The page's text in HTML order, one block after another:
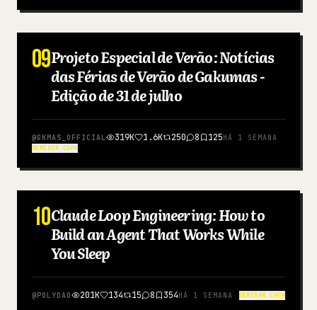
JAPONÊS
09Projeto Especial de Verão: Notícias
das Férias de Verão de Gakumas -
Edição de 31 de julho
@GKMAS_OFFICIAL 319K 1.6K 250 8 125HÁ 1 SEMANA
REMIXAR CAPA
10Claude Loop Engineering: How to
Build an Agent That Works While
You Sleep
@POLYDAO 201K 134 15 8 354HÁ 1 SEMANA REMIXAR CAPA